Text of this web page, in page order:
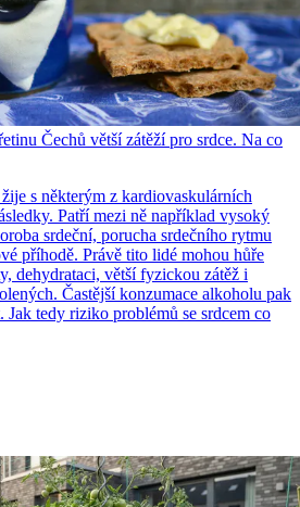
Čechů větší zátěží pro srdce. Na co
s některým z kardiovaskulárních
Patří mezi ně například vysoký
srdeční, porucha srdečního rytmu
příhodě. Právě tito lidé mohou hůře
dehydrataci, větší fyzickou zátěž i
Častější konzumace alkoholu pak
tedy riziko problémů se srdcem co